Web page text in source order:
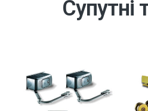
Супутні